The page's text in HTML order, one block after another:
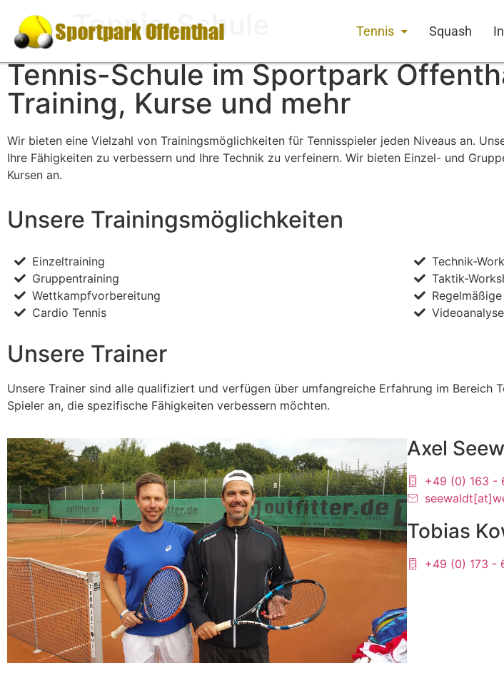
Tennis Squash
Tennis-Schule
Tennis-Schule im Sportpark
Training, Kurse und mehr
Wir bieten eine Vielzahl von Trainingsmöglichkeiten für Tennisspieler jeden Niveaus an.
Ihre Fähigkeiten zu verbessern und Ihre Technik zu verfeinern. Wir bieten Einzel- und
Kursen an.
Unsere Trainingsmöglichkeiten
Einzeltraining
Gruppentraining
Wettkampfvorbereitung
Cardio Tennis
Technik-
Taktik-
Videoanalyse
Unsere Trainer
Unsere Trainer sind alle qualifiziert und verfügen über umfangreiche Erfahrung im Bereich
Spieler an, die spezifische Fähigkeiten verbessern möchten.
Axel
+49 (0) 163 -
Tobias
+49 (0) 173 -